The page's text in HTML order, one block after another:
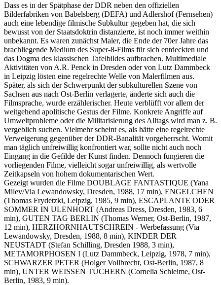
Dass es in der Spätphase der DDR neben den offiziellen
Bilderfabriken von Babelsberg (DEFA) und Adlershof (Fernsehen)
auch eine lebendige filmische Subkultur gegeben hat, die sich
bewusst von der Staatsdoktrin distanzierte, ist noch immer weithin
unbekannt. Es waren zunächst Maler, die Ende der 70er Jahre das
brachliegende Medium des Super-8-Films für sich entdeckten und
das Dogma des klassischen Tafelbildes aufbrachen. Multimediale
Aktivitäten von A.R. Penck in Dresden oder von Lutz Dammbeck
in Leipzig lösten eine regelrechte Welle von Malerfilmen aus.
Später, als sich der Schwerpunkt der subkulturellen Szene von
Sachsen aus nach Ost-Berlin verlagerte, änderte sich auch die
Filmsprache, wurde erzählerischer. Heute verblüfft vor allem der
weitgehend apolitische Gestus der Filme. Konkrete Angriffe auf
Umweltprobleme oder die Militarisierung des Alltags wird man z. B.
vergeblich suchen. Vielmehr scheint es, als hätte eine regelrechte
Verweigerung gegenüber der DDR-Banalität vorgeherrscht. Womit
man täglich unfreiwillig konfrontiert war, sollte nicht auch noch
Eingang in die Gefilde der Kunst finden. Dennoch fungieren die
vorliegenden Filme, vielleicht sogar unfreiwillig, als wertvolle
Zeitkapseln von hohem dokumentarischen Wert.
Gezeigt wurden die Filme DOUBLAGE FANTASTIQUE (Yana
Milev/Via Lewandowsky, Dresden, 1988, 17 min), ENGELCHEN
(Thomas Frydetzki, Leipzig, 1985, 9 min), ESCAPLANTE ODER
SOMMER IN ULENHORT (Andreas Dress, Dresden, 1983, 6
min), GUTEN TAG BERLIN (Thomas Werner, Ost-Berlin, 1987,
12 min), HERZHORNHAUTSCHREIN - Werbefassung (Via
Lewandowsky, Dresden, 1988, 8 min), KINDER DER
NEUSTADT (Stefan Schilling, Dresden 1988, 3 min),
METAMORPHOSEN I (Lutz Dammbeck, Leipzig, 1978, 7 min),
SCHWARZER PETER (Holger Vollbrecht, Ost-Berlin, 1987, 8
min), UNTER WEISSEN TÜCHERN (Cornelia Schleime, Ost-
Berlin, 1983, 9 min).